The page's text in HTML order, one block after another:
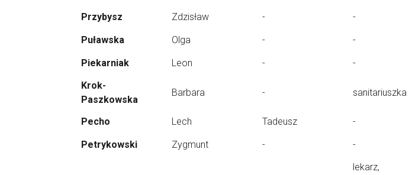
Przybysz Zdzisław - -
Puławska Olga - -
Piekarniak Leon - -
Krok-
Paszkowska
Barbara - sanitariuszka
Pecho Lech Tadeusz -
Petrykowski Zygmunt - -
lekarz,